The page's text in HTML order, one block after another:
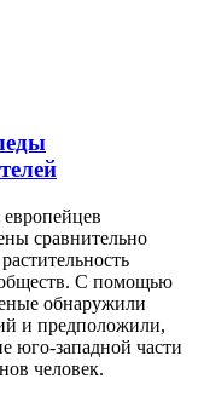
сравнительно
обществ. С помощью
обнаружили
и предположили,
юго-западной части
человек.